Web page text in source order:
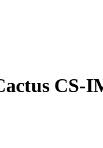
CS-